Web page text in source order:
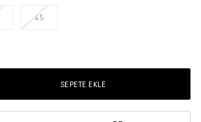
45
SEPETE EKLE